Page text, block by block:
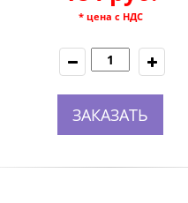
* цена с НДС
ЗАКАЗАТЬ